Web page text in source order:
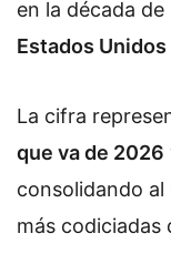
en la década de
Estados
La cifra
que va de 2026
consolidando al
más codiciadas